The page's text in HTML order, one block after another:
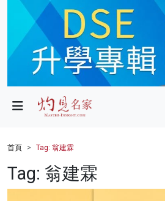
政局
財經
健康
首頁 Tag: 翁建霖
Tag: 翁建霖